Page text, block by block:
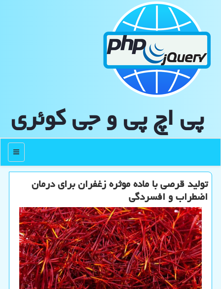
پی اچ پی و جی كوئری
منو
تولید قرصی با ماده موثره زغفران برای درمان
اضطراب و افسردگی